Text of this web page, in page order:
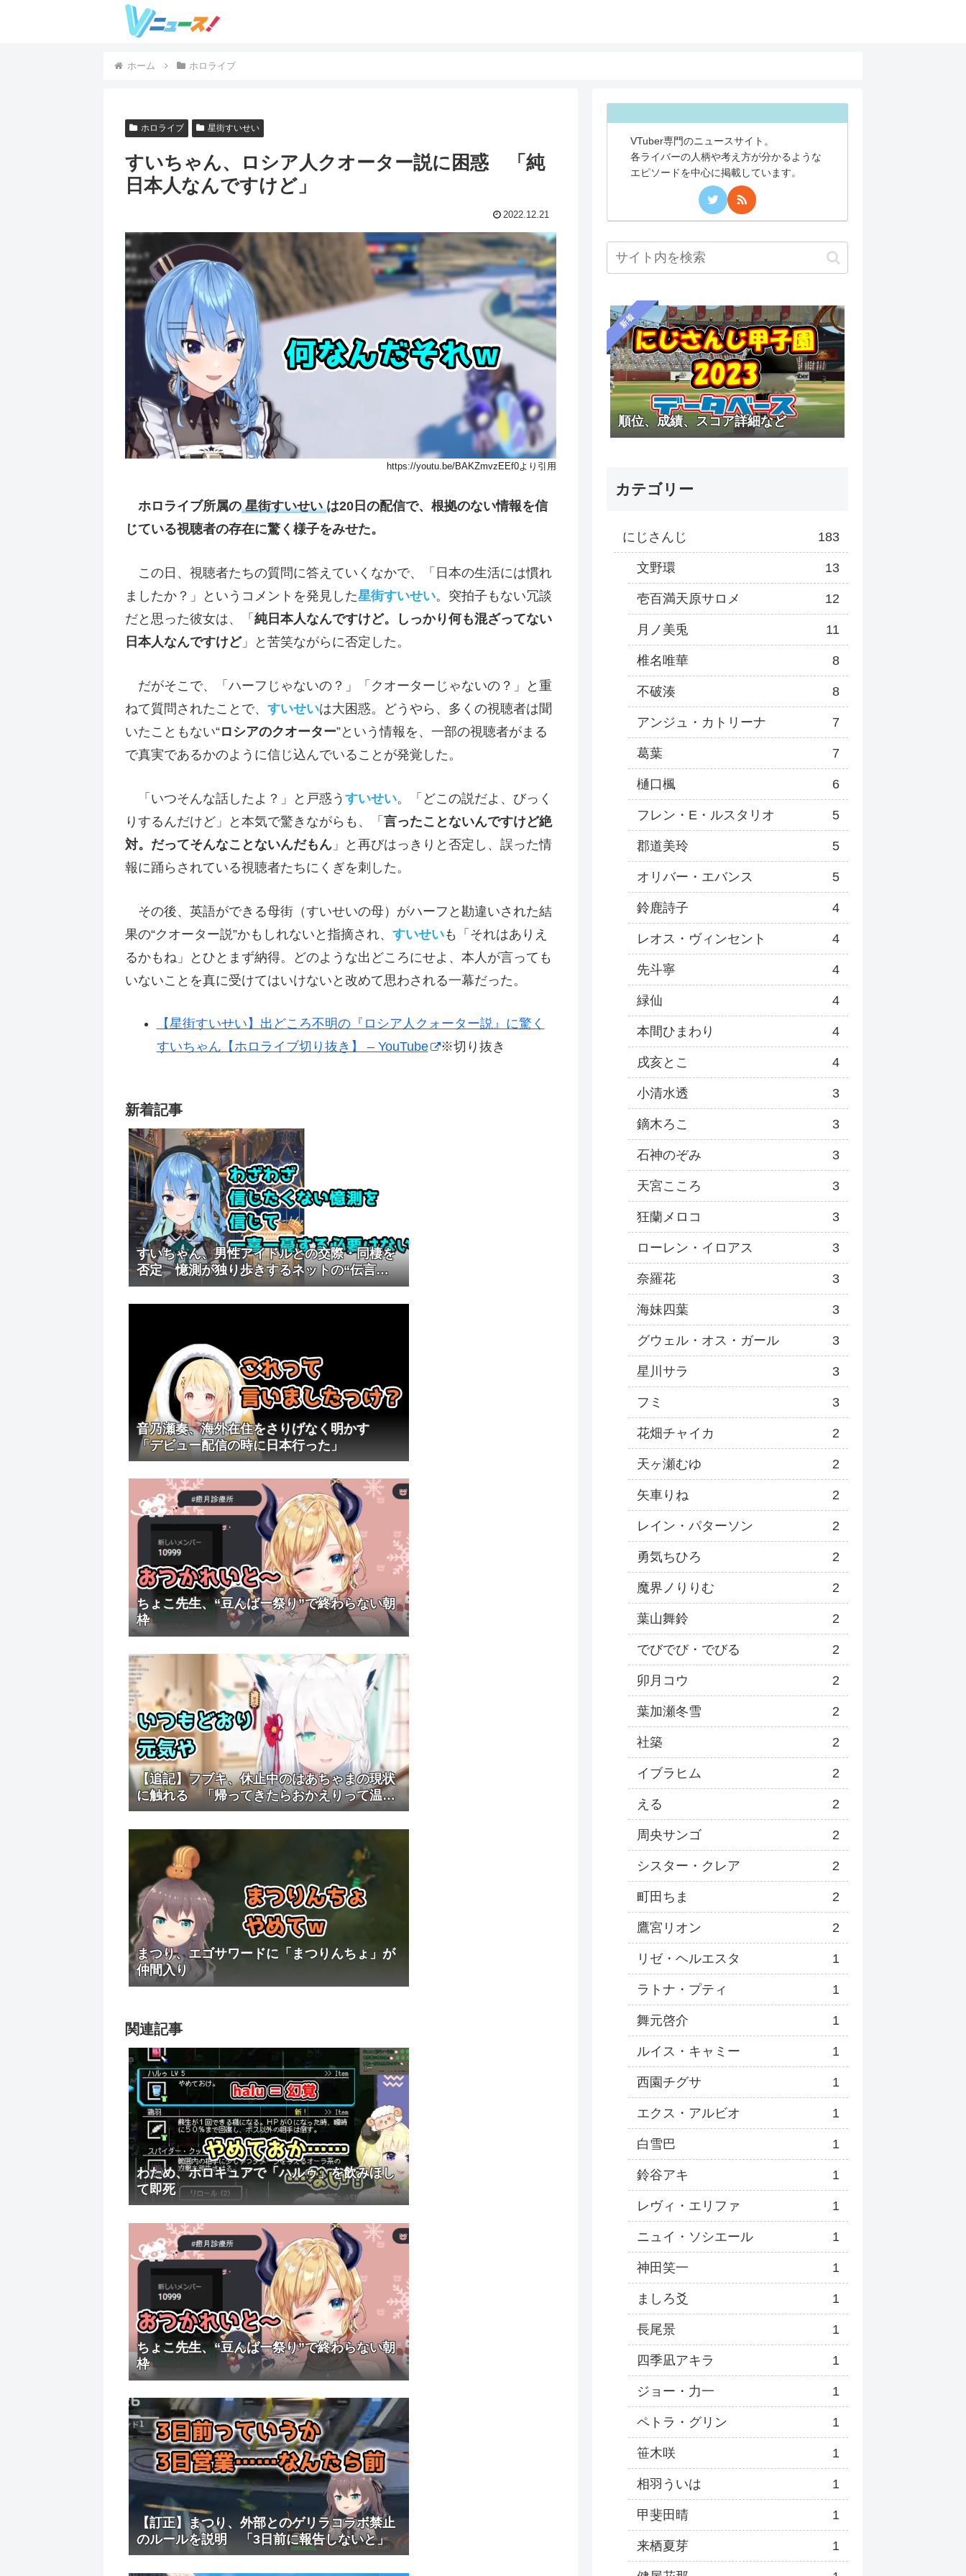
ホーム ホロライブ
ホロライブ 星街すいせい
すいちゃん、ロシア人クオーター説に困惑 「純
日本人なんですけど」
2022.12.21
https://youtu.be/BAKZmvzEEf0より引用
ホロライブ所属の 星街すいせい は20日の配信で、根拠のない情報を信
じている視聴者の存在に驚く様子をみせた。
この日、視聴者たちの質問に答えていくなかで、「日本の生活には慣れ
ましたか？」というコメントを発見した星街すいせい。突拍子もない冗談
だと思った彼女は、「 純日本人なんですけど。しっかり何も混ざってない
日本人なんですけど」と苦笑ながらに否定した。
だがそこで、「ハーフじゃないの？」「クオーターじゃないの？」と重
ねて質問されたことで、 すいせいは大困惑。どうやら、多くの視聴者は聞
いたこともない“ロシアのクオーター”という情報を、一部の視聴者がまる
で真実であるかのように信じ込んでいることが発覚した。
「いつそんな話したよ？」と戸惑う すいせい。「どこの説だよ、びっく
りするんだけど」と本気で驚きながらも、「 言ったことないんですけど絶
対。だってそんなことないんだもん 」と再びはっきりと否定し、誤った情
報に踊らされている視聴者たちにくぎを刺した。
その後、英語ができる母街（すいせいの母）がハーフと勘違いされた結
果の“クオーター説”かもしれないと指摘され、 すいせいも「それはありえ
るかもね」とひとまず納得。どのような出どころにせよ、本人が言っても
いないことを真に受けてはいけないと改めて思わされる一幕だった。
【星街すいせい】出どころ不明の『ロシア人クォーター説』に驚く
すいちゃん【ホロライブ切り抜き】 – YouTube
※切り抜き
新着記事
すいちゃん、男性アイドルとの交際・同棲を
否定 憶測が独り歩きするネットの“伝言ゲ
ーム”に警鐘も
音乃瀬奏、海外在住をさりげなく明かす
「デビュー配信の時に日本行った」
ちょこ先生、“豆んばー祭り”で終わらない朝
枠
【追記】フブキ、休止中のはあちゃまの現状
に触れる 「帰ってきたらおかえりって温か
くお迎えしましょ」
まつり、エゴサワードに「まつりんちょ」が
仲間入り
関連記事
わため、ホロキュアで「ハルゥ」を飲みほし
て即死
ちょこ先生、“豆んばー祭り”で終わらない朝
枠
【訂正】まつり、外部とのゲリラコラボ禁止
のルールを説明 「3日前に報告しないと」
VTuber専門のニュースサイト。
各ライバーの人柄や考え方が分かるような
エピソードを中心に掲載しています。
新着
順位、成績、スコア詳細など
カテゴリー
にじさんじ 183
文野環 13
壱百満天原サロメ 12
月ノ美兎 11
椎名唯華 8
不破湊 8
アンジュ・カトリーナ 7
葛葉 7
樋口楓 6
フレン・E・ルスタリオ 5
郡道美玲 5
オリバー・エバンス 5
鈴鹿詩子 4
レオス・ヴィンセント 4
先斗寧 4
緑仙 4
本間ひまわり 4
戌亥とこ 4
小清水透 3
鏑木ろこ 3
石神のぞみ 3
天宮こころ 3
狂蘭メロコ 3
ローレン・イロアス 3
奈羅花 3
海妹四葉 3
グウェル・オス・ガール 3
星川サラ 3
フミ 3
花畑チャイカ 2
天ヶ瀬むゆ 2
矢車りね 2
レイン・パターソン 2
勇気ちひろ 2
魔界ノりりむ 2
葉山舞鈴 2
でびでび・でびる 2
卯月コウ 2
葉加瀬冬雪 2
社築 2
イブラヒム 2
える 2
周央サンゴ 2
シスター・クレア 2
町田ちま 2
鷹宮リオン 2
リゼ・ヘルエスタ 1
ラトナ・プティ 1
舞元啓介 1
ルイス・キャミー 1
西園チグサ 1
エクス・アルビオ 1
白雪巴 1
鈴谷アキ 1
レヴィ・エリファ 1
ニュイ・ソシエール 1
神田笑一 1
ましろ爻 1
長尾景 1
四季凪アキラ 1
ジョー・力一 1
ペトラ・グリン 1
笹木咲 1
相羽ういは 1
甲斐田晴 1
来栖夏芽 1